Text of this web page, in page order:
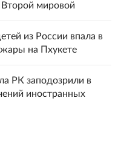
мировой
из России впала в
на Пхукете
РК заподозрили в
иностранных